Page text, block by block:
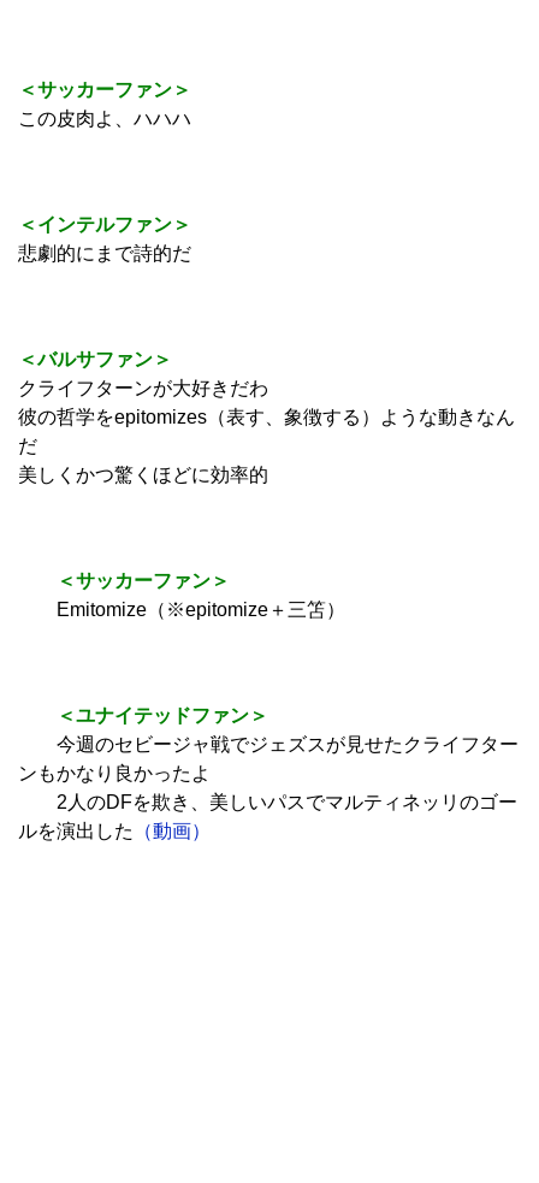
クライフがかつてプレーしていたアヤックス相手に三笘が
クライフターンを披露
＜サッカーファン＞
アヤックス相手にこれを使うとは
＜サッカーファン＞
この皮肉よ、ハハハ
彼の哲学をepitomizes（表す、象徴する）ような動きなん
美しくかつ驚くほどに効率的